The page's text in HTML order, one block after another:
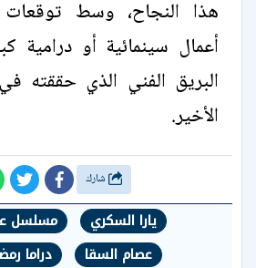
هذا النجاح، وسط
أعمال سينمائية أو درامية
البريق الفني الذي
الأخير.
يارا السكري
مسلسل
عصام السقا
دراما